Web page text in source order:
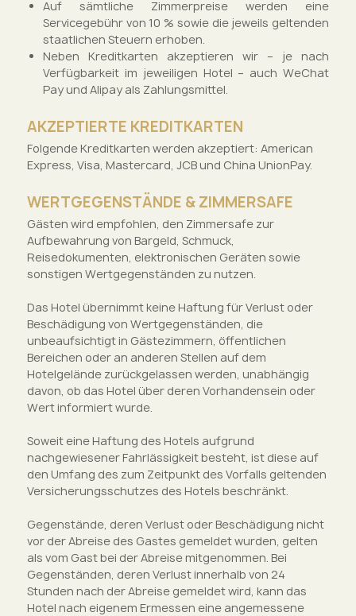
Auf sämtliche Zimmerpreise werden eine
Servicegebühr von 10 % sowie die jeweils geltenden
staatlichen Steuern erhoben.
Neben Kreditkarten akzeptieren wir – je nach
Verfügbarkeit im jeweiligen Hotel – auch WeChat
Pay und Alipay als Zahlungsmittel.
AKZEPTIERTE KREDITKARTEN
Folgende Kreditkarten werden akzeptiert: American
Express, Visa, Mastercard, JCB und China UnionPay.
WERTGEGENSTÄNDE & ZIMMERSAFE
Gästen wird empfohlen, den Zimmersafe zur
Aufbewahrung von Bargeld, Schmuck,
Reisedokumenten, elektronischen Geräten sowie
sonstigen Wertgegenständen zu nutzen.
Das Hotel übernimmt keine Haftung für Verlust oder
Beschädigung von Wertgegenständen, die
unbeaufsichtigt in Gästezimmern, öffentlichen
Bereichen oder an anderen Stellen auf dem
Hotelgelände zurückgelassen werden, unabhängig
davon, ob das Hotel über deren Vorhandensein oder
Wert informiert wurde.
Soweit eine Haftung des Hotels aufgrund
nachgewiesener Fahrlässigkeit besteht, ist diese auf
den Umfang des zum Zeitpunkt des Vorfalls geltenden
Versicherungsschutzes des Hotels beschränkt.
Gegenstände, deren Verlust oder Beschädigung nicht
vor der Abreise des Gastes gemeldet wurden, gelten
als vom Gast bei der Abreise mitgenommen. Bei
Gegenständen, deren Verlust innerhalb von 24
Stunden nach der Abreise gemeldet wird, kann das
Hotel nach eigenem Ermessen eine angemessene